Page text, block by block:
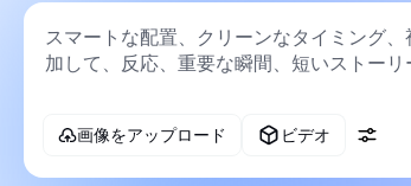
画像をアップロード ビデオ